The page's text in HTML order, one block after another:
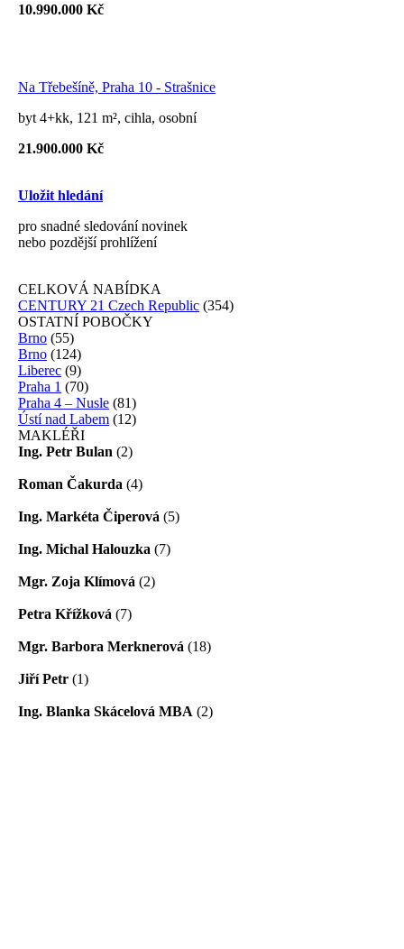
10.990.000 Kč
Na Třebešíně, Praha 10 - Strašnice
byt 4+kk, 121 m², cihla, osobní
21.900.000 Kč
Uložit hledání
pro snadné sledování novinek
nebo pozdější prohlížení
CELKOVÁ NABÍDKA
CENTURY 21 Czech Republic (354)
OSTATNÍ POBOČKY
Brno (55)
Brno (124)
Liberec (9)
Praha 1 (70)
Praha 4 – Nusle (81)
Ústí nad Labem (12)
MAKLÉŘI
Ing. Petr Bulan (2)
Roman Čakurda (4)
Ing. Markéta Čiperová (5)
Ing. Michal Halouzka (7)
Mgr. Zoja Klímová (2)
Petra Křížková (7)
Mgr. Barbora Merknerová (18)
Jiří Petr (1)
Ing. Blanka Skácelová MBA (2)